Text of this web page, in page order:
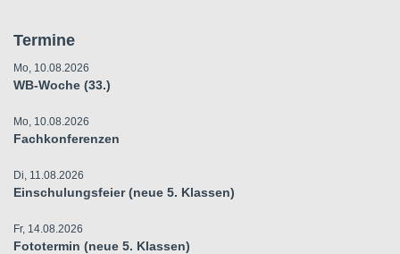
Termine
Mo, 10.08.2026
WB-Woche (33.)
Mo, 10.08.2026
Fachkonferenzen
Di, 11.08.2026
Einschulungsfeier (neue 5. Klassen)
Fr, 14.08.2026
Fototermin (neue 5. Klassen)